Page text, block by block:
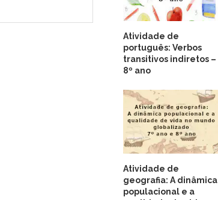
Atividade de
português: Verbos
transitivos indiretos –
8º ano
Atividade de
geografia: A dinâmica
populacional e a